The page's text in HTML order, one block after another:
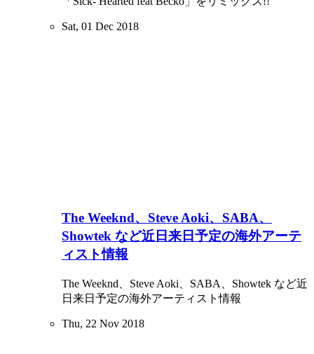
Sat, 01 Dec 2018
The Weeknd、Steve Aoki、SABA、
Showtek など近日来日予定の海外アーテ
ィスト情報
The Weeknd、Steve Aoki、SABA、Showtek など近
日来日予定の海外アーティスト情報
Thu, 22 Nov 2018